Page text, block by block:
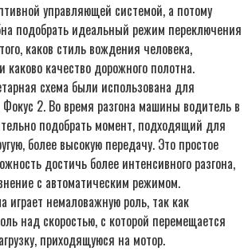
управляющей системой, а потому
подобрать идеальный режим переключения
каков стиль вождения человека,
каково качество дорожного полотна.
схема были использована для
2. Во время разгона машины водитель в
подобрать момент, подходящий для
более высокую передачу. Это простое
достичь более интенсивного разгона,
с автоматическим режимом.
играет немаловажную роль, так как
над скоростью, с которой перемещается
приходящуюся на мотор.